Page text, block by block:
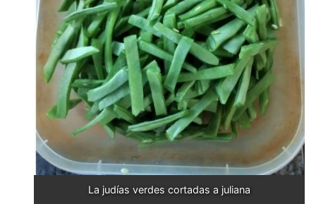
La judías verdes cortadas a juliana